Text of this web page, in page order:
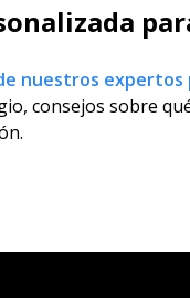
nuestros expertos
consejos sobre